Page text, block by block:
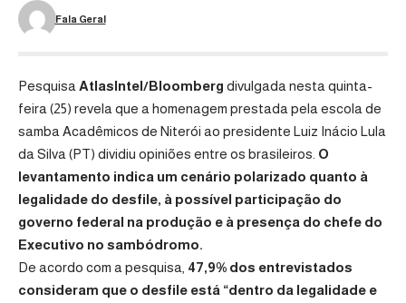
Fala Geral
Pesquisa AtlasIntel/Bloomberg divulgada nesta quinta-
feira (25) revela que a homenagem prestada pela escola de
samba Acadêmicos de Niterói ao presidente Luiz Inácio Lula
da Silva (PT) dividiu opiniões entre os brasileiros. O
levantamento indica um cenário polarizado quanto à
legalidade do desfile, à possível participação do
governo federal na produção e à presença do chefe do
Executivo no sambódromo.
De acordo com a pesquisa, 47,9% dos entrevistados
consideram que o desfile está “dentro da legalidade e